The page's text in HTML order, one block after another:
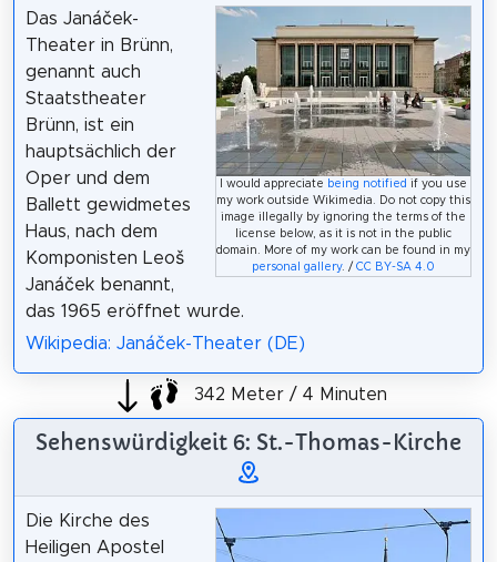
I would appreciate being notified if you use
my work outside Wikimedia. Do not copy this
image illegally by ignoring the terms of the
license below, as it is not in the public
domain. More of my work can be found in my
personal gallery. /CC BY-SA 4.0
Das Janáček-
Theater in Brünn,
genannt auch
Staatstheater
Brünn, ist ein
hauptsächlich der
Oper und dem
Ballett gewidmetes
Haus, nach dem
Komponisten Leoš
Janáček benannt,
das 1965 eröffnet wurde.
Wikipedia: Janáček-Theater (DE)
342 Meter / 4 Minuten
Sehenswürdigkeit 6: St.-Thomas-Kirche
Die Kirche des
Heiligen Apostel